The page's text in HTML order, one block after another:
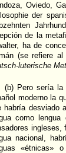
Oviedo,
der
de la
ha de
(se refiere
luterische
(b) Pero sería la
moderno la
habría desviado
como
ingleses,
nacional,
«étnicas»